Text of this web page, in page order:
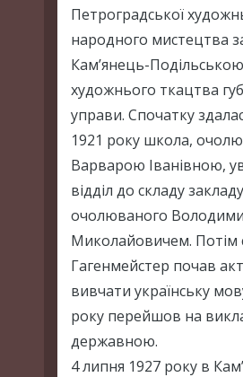
Петроградської
народного мистецтва
Кам’янець-
художнього ткацтва
управи. Спочатку
1921 року школа,
Варварою Іванівною,
відділ до складу
очолюваного
Миколайовичем. Потім
Гагенмейстер почав
вивчати українську
року перейшов на
державною.
4 липня 1927 року в